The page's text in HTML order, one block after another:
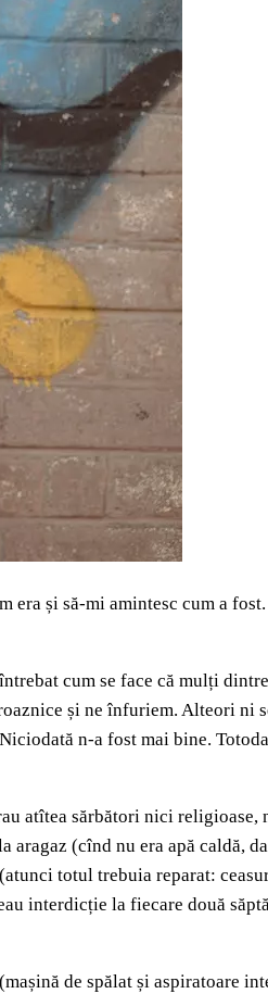
și să-mi amintesc cum a
cum se face că mulți
și ne înfuriem. Alteori ni
n-a fost mai bine.
atîtea sărbători nici
(cînd nu era apă caldă,
totul trebuia reparat:
interdicție la fiecare două
de spălat și aspiratoare